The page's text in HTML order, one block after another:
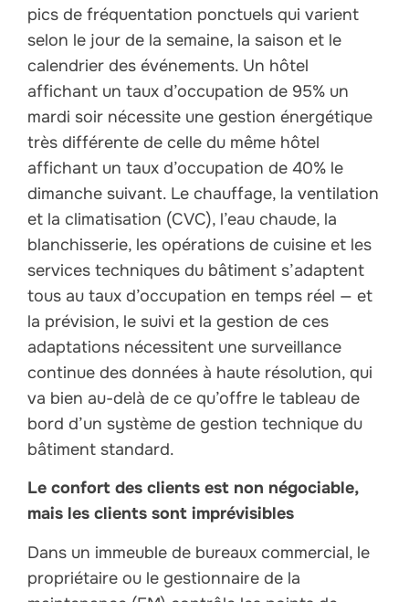
pics de fréquentation ponctuels qui varient
selon le jour de la semaine, la saison et le
calendrier des événements. Un hôtel
affichant un taux d’occupation de 95% un
mardi soir nécessite une gestion énergétique
très différente de celle du même hôtel
affichant un taux d’occupation de 40% le
dimanche suivant. Le chauffage, la ventilation
et la climatisation (CVC), l’eau chaude, la
blanchisserie, les opérations de cuisine et les
services techniques du bâtiment s’adaptent
tous au taux d’occupation en temps réel — et
la prévision, le suivi et la gestion de ces
adaptations nécessitent une surveillance
continue des données à haute résolution, qui
va bien au-delà de ce qu’offre le tableau de
bord d’un système de gestion technique du
bâtiment standard.
Le confort des clients est non négociable,
mais les clients sont imprévisibles
Dans un immeuble de bureaux commercial, le
propriétaire ou le gestionnaire de la